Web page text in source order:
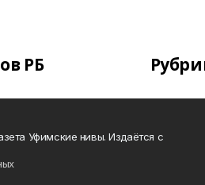
РБ
Уфимские нивы. Издаётся с